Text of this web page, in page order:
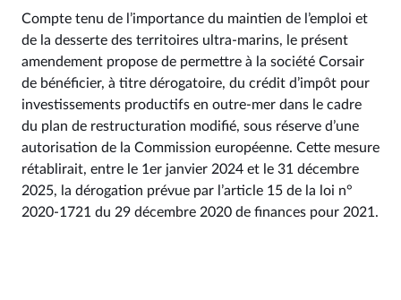
Compte tenu de l’importance du maintien de l’emploi et
de la desserte des territoires ultra-marins, le présent
amendement propose de permettre à la société Corsair
de bénéficier, à titre dérogatoire, du crédit d’impôt pour
investissements productifs en outre-mer dans le cadre
du plan de restructuration modifié, sous réserve d’une
autorisation de la Commission européenne. Cette mesure
rétablirait, entre le 1er janvier 2024 et le 31 décembre
2025, la dérogation prévue par l’article 15 de la loi n°
2020-1721 du 29 décembre 2020 de finances pour 2021.